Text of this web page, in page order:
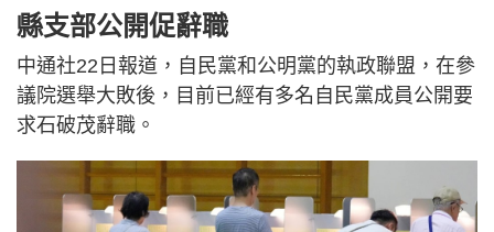
縣支部公開促辭職
中通社22日報道，自民黨和公明黨的執政聯盟，在參
議院選舉大敗後，目前已經有多名自民黨成員公開要
求石破茂辭職。